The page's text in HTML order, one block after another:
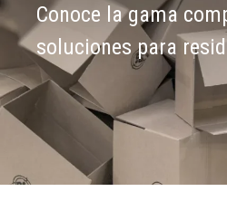
Conoce la gama
soluciones para